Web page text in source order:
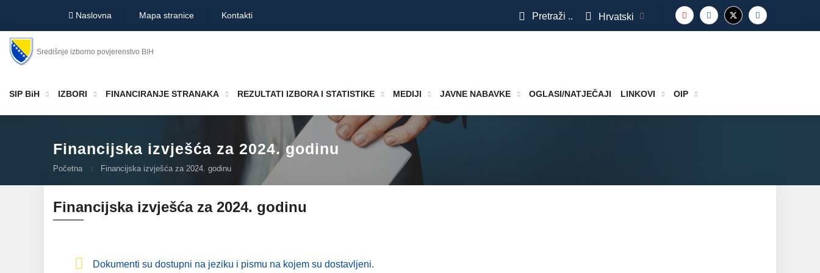
Naslovna Mapa stranice Kontakti Pretraži .. Hrvatski
Središnje izborno povjerenstvo BiH
SIP BiH IZBORI FINANCIRANJE STRANAKA REZULTATI IZBORA I STATISTIKE MEDIJI JAVNE NABAVKE OGLASI/NATJEČAJI LINKOVI OIP
Financijska izvješća za 2024. godinu
Početna Financijska izvješća za 2024. godinu
Financijska izvješća za 2024. godinu
Dokumenti su dostupni na jeziku i pismu na kojem su dostavljeni.